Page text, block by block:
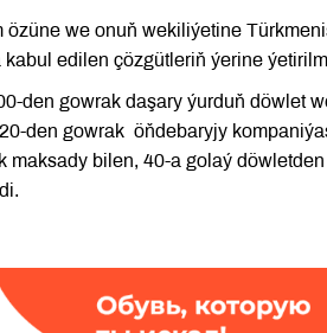
özüne we onuň wekiliýetine
edilen çözgütleriň ýerine
den gowrak daşary ýurduň döwlet
den gowrak öňdebaryjy
maksady bilen, 40-a golaý